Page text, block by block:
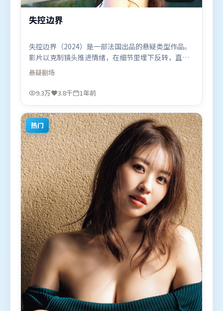
失控边界
失控边界（2024）是一部法国出品的悬疑类型作品。
影片以克制镜头推进情绪，在细节里埋下反转，直至
最后一刻才揭开谜底。摄影与美术共同营造出强烈地
域气质，增强沉浸感。由朴赞郁执导，黄渤、王景
春、周迅，易烊千玺、黄政民等联袂出演。影片于
喜欢悬疑题材的观众观看。
悬疑剧场
9.3万 3.8千 1年前
热门